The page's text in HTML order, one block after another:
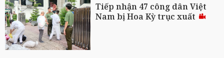
Tiếp nhận 47 công dân Việt
Nam bị Hoa Kỳ trục xuất